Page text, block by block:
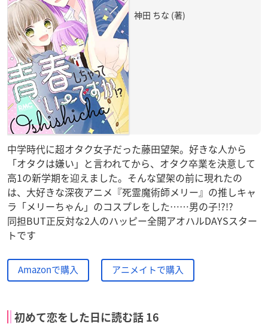
神田 ちな (著)
中学時代に超オタク女子だった藤田望架。好きな人から
「オタクは嫌い」と言われてから、オタク卒業を決意して
高1の新学期を迎えました。そんな望架の前に現れたの
は、大好きな深夜アニメ『死霊魔術師メリー』の推しキャ
ラ「メリーちゃん」のコスプレをした……男の子!?!?
同担BUT正反対な2人のハッピー全開アオハルDAYSスター
トです
Amazonで購入 アニメイトで購入
初めて恋をした日に読む話 16